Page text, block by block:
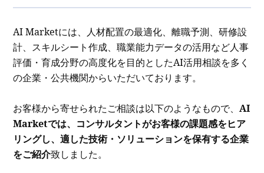
AI Marketには、人材配置の最適化、離職予測、研修設
計、スキルシート作成、職業能力データの活用など人事
評価・育成分野の高度化を目的としたAI活用相談を多く
の企業・公共機関からいただいております。
お客様から寄せられたご相談は以下のようなもので、AI
Marketでは、コンサルタントがお客様の課題感をヒア
リングし、適した技術・ソリューションを保有する企業
をご紹介致しました。